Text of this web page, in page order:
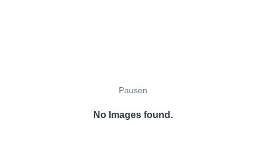
Pausen
No Images found.